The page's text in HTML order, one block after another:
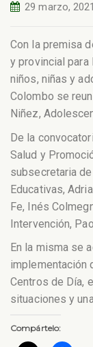
29 marzo, 2021
Con la premisa
y provincial
niños, niñas y
Colombo se
Niñez,
De la
Salud y
subsecretaria
Educativas,
Fe, Inés
Intervención,
En la misma se
implementación
Centros de Día,
situaciones y
Compártelo: